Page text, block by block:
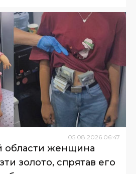
05.08.2026 06:47
области женщина
золото, спрятав его